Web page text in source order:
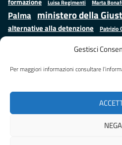
Gestisci
Per maggiori informazioni consultare
NEGA
Luisa Regimenti Marta
Palma ministero della
alternative alla detenzione
Patrizio
Sergio Mattarella
Stefano Anastasìa Valentina